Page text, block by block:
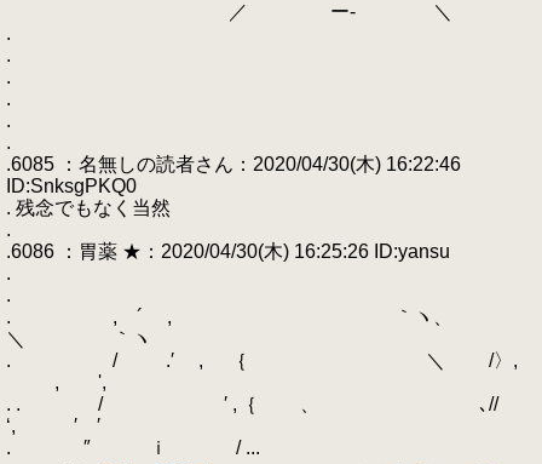
／ ー‐ ＼
.
.
.
.
.
.
.6085 ：名無しの読者さん：2020/04/30(木) 16:22:46
ID:SnksgPKQ0
. 残念でもなく当然
.
.6086 ：胃薬 ★：2020/04/30(木) 16:25:26 ID:yansu
.
.
. , ´ , ｀ヽ、
＼ ｀ヽ
. / .′ , ｛ ＼ /〉,
, ',
. . / ′ ,｛ 、 ､//
‘, ′ ′
. ″ ｉ / ...